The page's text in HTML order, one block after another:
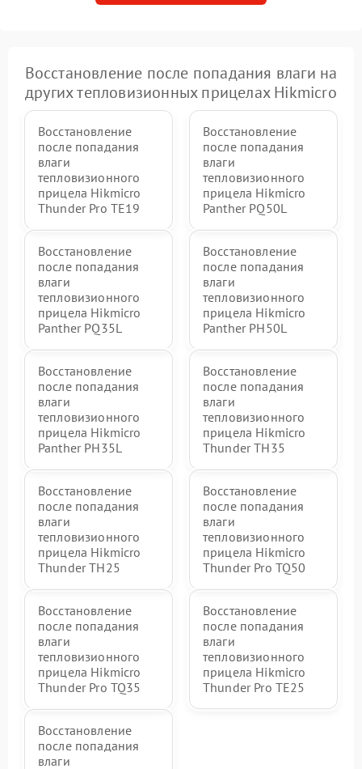
Восстановление после попадания влаги на
других тепловизионных прицелах Hikmicro
Восстановление
после попадания
влаги
тепловизионного
прицела Hikmicro
Thunder Pro TE19
Восстановление
после попадания
влаги
тепловизионного
прицела Hikmicro
Panther PQ50L
Восстановление
после попадания
влаги
тепловизионного
прицела Hikmicro
Panther PQ35L
Восстановление
после попадания
влаги
тепловизионного
прицела Hikmicro
Panther PH50L
Восстановление
после попадания
влаги
тепловизионного
прицела Hikmicro
Panther PH35L
Восстановление
после попадания
влаги
тепловизионного
прицела Hikmicro
Thunder TH35
Восстановление
после попадания
влаги
тепловизионного
прицела Hikmicro
Thunder TH25
Восстановление
после попадания
влаги
тепловизионного
прицела Hikmicro
Thunder Pro TQ50
Восстановление
после попадания
влаги
тепловизионного
прицела Hikmicro
Thunder Pro TQ35
Восстановление
после попадания
влаги
тепловизионного
прицела Hikmicro
Thunder Pro TE25
Восстановление
после попадания
влаги